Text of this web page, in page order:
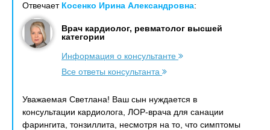
Отвечает Косенко Ирина Александровна:
Врач кардиолог, ревматолог высшей
категории
Информация о консультанте
Все ответы консультанта
Уважаемая Светлана! Ваш сын нуждается в
консультации кардиолога, ЛОР-врача для санации
фарингита, тонзиллита, несмотря на то, что симптомы